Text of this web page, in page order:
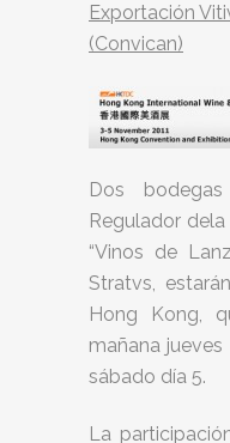
Exportación
(Convican)
Dos
Regulador
“Vinos de
Stratvs,
Hong Kong,
mañana
sábado día 5.
La